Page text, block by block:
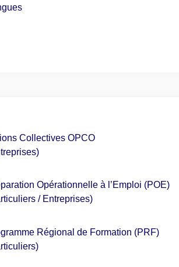
Collectives OPCO
Opérationnelle à l’Emploi (POE)
/ Entreprises)
Régional de Formation (PRF)